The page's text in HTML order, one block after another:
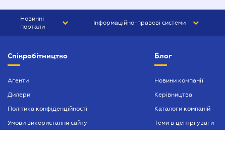
Новинні
портали
БІЗНЕС
Інформаційно-правові системи
БУХГАЛТЕР ПРОФ
ЮРИСТ
Співробітництво
Агенти
Дилери
Політика конфіденційності
Умови використання сайту
Блог
Новини компанії
Керівництва
Каталоги компаній
Теми в центрі уваги